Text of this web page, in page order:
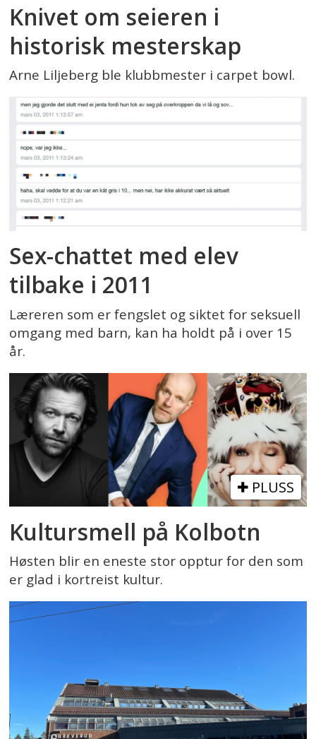
Knivet om seieren i
historisk mesterskap
Arne Liljeberg ble klubbmester i carpet bowl.
Sex-chattet med elev
tilbake i 2011
Læreren som er fengslet og siktet for seksuell
omgang med barn, kan ha holdt på i over 15
år.
PLUSS
Kultursmell på Kolbotn
Høsten blir en eneste stor opptur for den som
er glad i kortreist kultur.